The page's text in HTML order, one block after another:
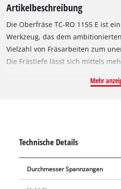
Artikelbeschreibung
Die Oberfräse TC-RO 1155 E ist
Werkzeug, das dem
Vielzahl von Fräsarbeiten zum
Die Frästiefe lässt sich mittels
Ein Späneschild sorgt für
für sicheren Stand des Gerätes
die Verwendung von
Schaftdurchmesser von 6 mm
Mehr
Technische Details
Durchmesser Spannzangen